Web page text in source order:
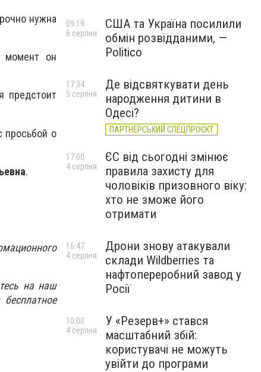
нужна
момент он
предстоит
просьбой о
.
на наш
США та Україна посилили
обмін розвідданими, —
Politico
09:19
6 серпня
Де відсвяткувати день
народження дитини в
Одесі?
ПАРТНЕРСЬКИЙ СПЕЦПРОЄКТ
17:34
5 серпня
ЄС від сьогодні змінює
правила захисту для
чоловіків призовного віку:
хто не зможе його
отримати
17:00
4 серпня
Дрони знову атакували
склади Wildberries та
нафтопереробний завод у
Росії
16:47
4 серпня
У «Резерв+» стався
масштабний збій:
користувачі не можуть
увійти до програми
10:00
4 серпня